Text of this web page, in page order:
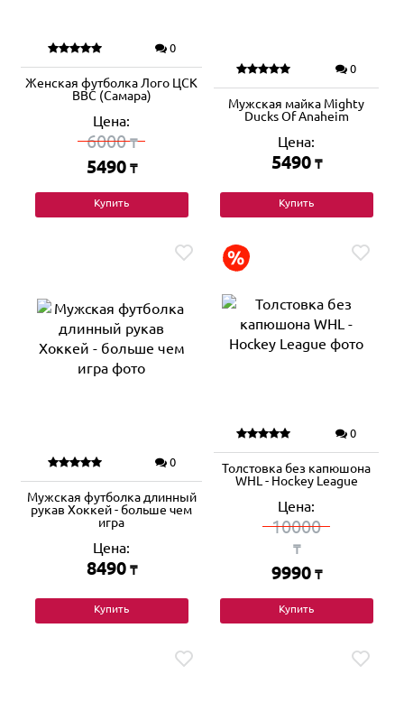
0
Женская футболка Лого ЦСК
ВВС (Самара)
Цена:
6000₸
5490 ₸
Купить
0
Мужская майка Mighty
Ducks Of Anaheim
Цена:
5490 ₸
Купить
0
Мужская футболка длинный
рукав Хоккей - больше чем
игра
Цена:
8490 ₸
Купить
0
Толстовка без капюшона
WHL - Hockey League
Цена:
10000
₸
9990 ₸
Купить